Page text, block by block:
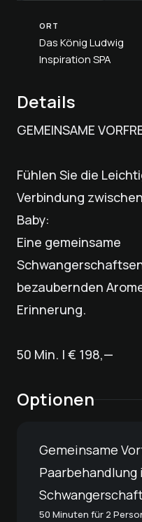
ORT
Das König Ludwig
Inspiration SPA
Details
GEMEINSAME
Fühlen Sie die
Verbindung
Baby:
Eine gemeinsame
bezaubernden
Erinnerung.
50 Min. | € 198,—
Optionen
Gemeinsame
Paarbehandlung
50 Minuten für 2